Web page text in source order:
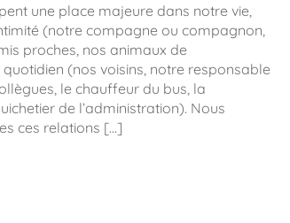
une place majeure dans notre vie,
(notre compagne ou compagnon,
proches, nos animaux de
(nos voisins, notre responsable
le chauffeur du bus, la
de l’administration). Nous
ces relations […]